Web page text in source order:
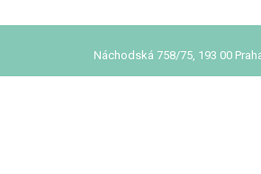
Náchodská 758/75, 193 00